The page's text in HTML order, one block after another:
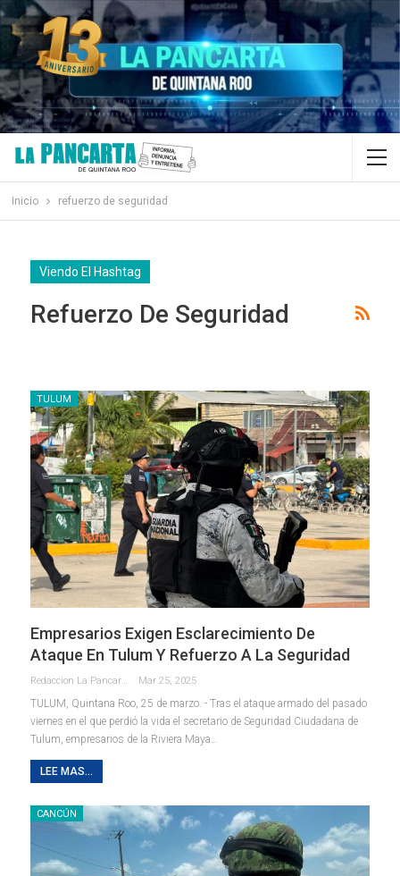
Inicio refuerzo de seguridad
Viendo El Hashtag
Refuerzo De Seguridad
TULUM
Empresarios Exigen Esclarecimiento De
Ataque En Tulum Y Refuerzo A La Seguridad
Redaccion La Pancarta De Quintana Roo Mar 25, 2025
TULUM, Quintana Roo, 25 de marzo. - Tras el ataque armado del pasado
viernes en el que perdió la vida el secretario de Seguridad Ciudadana de
Tulum, empresarios de la Riviera Maya…
LEE MAS...
CANCÚN